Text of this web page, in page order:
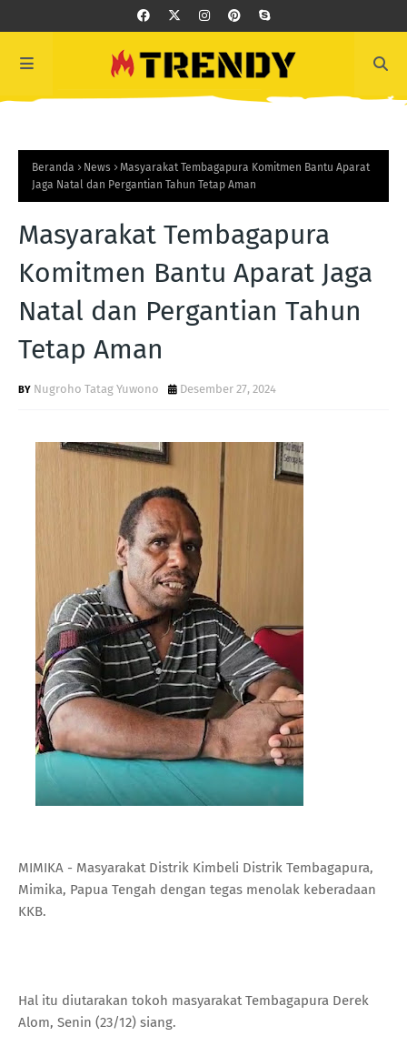
Beranda News
Masyarakat Tembagapura Komitmen Bantu Aparat
Jaga Natal dan Pergantian Tahun Tetap Aman
Masyarakat Tembagapura
Komitmen Bantu Aparat Jaga
Natal dan Pergantian Tahun
Tetap Aman
Nugroho Tatag Yuwono Desember 27, 2024
MIMIKA - Masyarakat Distrik Kimbeli Distrik Tembagapura,
Mimika, Papua Tengah dengan tegas menolak keberadaan
KKB.
Hal itu diutarakan tokoh masyarakat Tembagapura Derek
Alom, Senin (23/12) siang.